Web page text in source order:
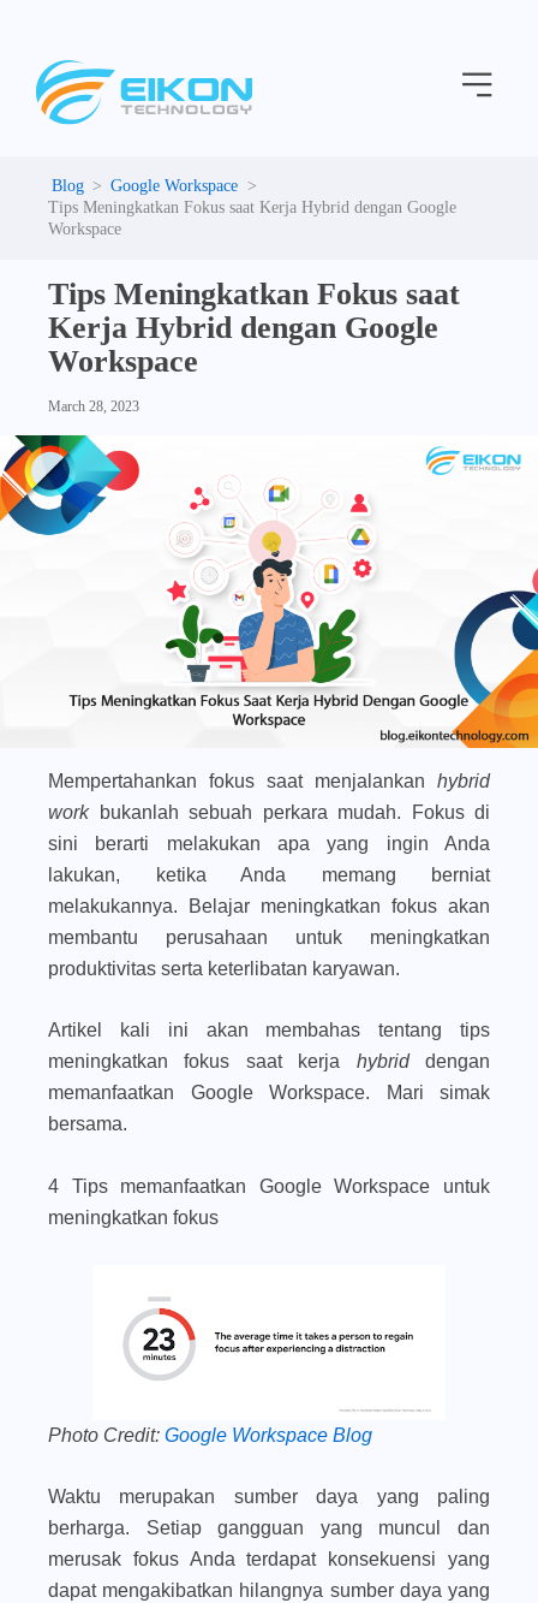
content
Menu
Google Workspace
Tips Meningkatkan Fokus saat Kerja Hybrid dengan Google
Workspace
Tips Meningkatkan Fokus saat
Kerja Hybrid dengan Google
Workspace
March 28, 2023
Mempertahankan fokus saat menjalankan hybrid
work bukanlah sebuah perkara mudah. Fokus di
sini berarti melakukan apa yang ingin Anda
lakukan, ketika Anda memang berniat
melakukannya. Belajar meningkatkan fokus akan
membantu perusahaan untuk meningkatkan
produktivitas serta keterlibatan karyawan.
Artikel kali ini akan membahas tentang tips
meningkatkan fokus saat kerja hybriddengan
memanfaatkan Google Workspace. Mari simak
bersama.
4 Tips memanfaatkan Google Workspace untuk
meningkatkan fokus
Photo Credit: Google Workspace Blog
Waktu merupakan sumber daya yang paling
berharga. Setiap gangguan yang muncul dan
merusak fokus Anda terdapat konsekuensi yang
dapat mengakibatkan hilangnya sumber daya yang
e
g
i
e
s